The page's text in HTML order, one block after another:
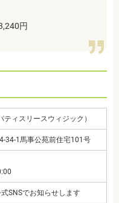
円
ィスリースウィジック）
34-1馬事公苑前住宅101号
SNSでお知らせします